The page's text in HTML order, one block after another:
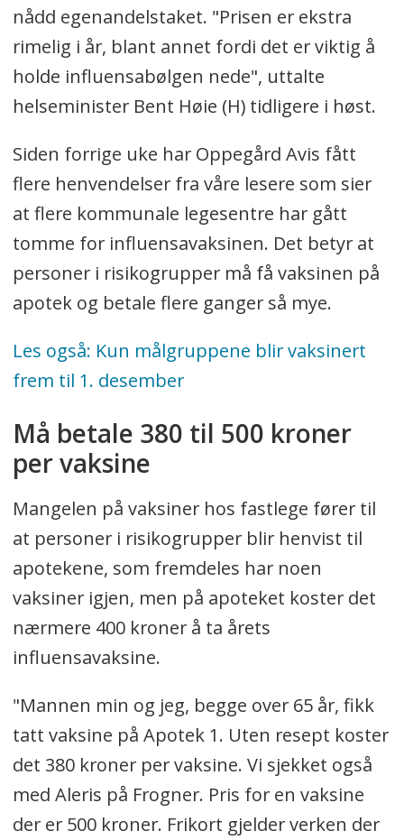
farmasøyter kun skal ordinere og
rekvirere influensavaksine til
personer i målgruppene frem til 1.
desember.
Det er heller ikke gitt noen anbefaling
om prioritering av personer i såkalte
kritiske samfunnsfunksjoner.
De innførte begrensningene med
rasjonering av vaksinene gjelder over
hele landet etter at
at de ikke har nok influensavaksiner
til å dekke det nasjonale behovet i år.
FHI anslår at målgruppen for
vaksinen - helsepersonell med
- er omtrent på 1,9 millioner
mennesker, men kun to tredeler (1,2
millioner doser) av behovet kan bli
dekket i år.
Grunnen til at det er mangel på
globale etterspørselen er større på
grunn av covid-19-utbruddet.
nådd egenandelstaket. "Prisen er ekstra
rimelig i år, blant annet fordi det er viktig å
holde influensabølgen nede", uttalte
helseminister Bent Høie (H) tidligere i høst.
Siden forrige uke har Oppegård Avis fått
flere henvendelser fra våre lesere som sier
at flere kommunale legesentre har gått
tomme for influensavaksinen. Det betyr at
personer i risikogrupper må få vaksinen på
apotek og betale flere ganger så mye.
Les også: Kun målgruppene blir vaksinert
frem til 1. desember
Må betale 380 til 500 kroner
per vaksine
Mangelen på vaksiner hos fastlege fører til
at personer i risikogrupper blir henvist til
apotekene, som fremdeles har noen
vaksiner igjen, men på apoteket koster det
nærmere 400 kroner å ta årets
influensavaksine.
"Mannen min og jeg, begge over 65 år, fikk
tatt vaksine på Apotek 1. Uten resept koster
det 380 kroner per vaksine. Vi sjekket også
med Aleris på Frogner. Pris for en vaksine
der er 500 kroner. Frikort gjelder verken der